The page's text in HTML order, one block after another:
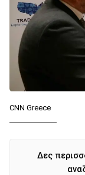
CNN Greece
Δες